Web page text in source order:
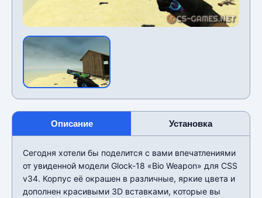
Описание Установка
Сегодня хотели бы поделится с вами впечатлениями
от увиденной модели Glock-18 «Bio Weapon» для CSS
v34. Корпус её окрашен в различные, яркие цвета и
дополнен красивыми 3D вставками, которые вы